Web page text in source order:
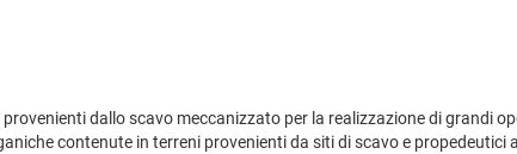
dallo scavo meccanizzato per la realizzazione di grandi
contenute in terreni provenienti da siti di scavo e propedeutici